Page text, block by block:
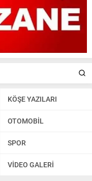
KÖŞE YAZILARI
OTOMOBIL
SPOR
VIDEO GALERI